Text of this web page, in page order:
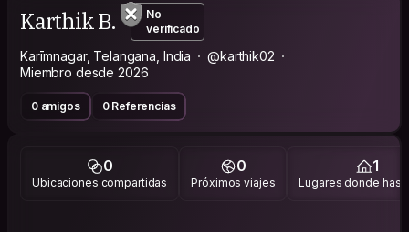
Karthik B.
No
verificado
Karīmnagar, Telangana, India
@karthik02
Miembro desde 2026
0 amigos 0 Referencias
0
Ubicaciones compartidas
0
Próximos viajes
1
Lugares donde has